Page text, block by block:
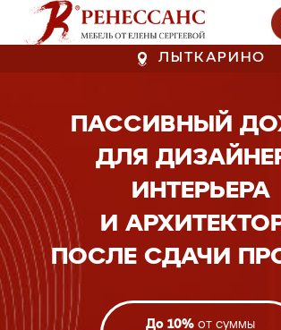
ЛЫТКАРИНО
ПАССИВНЫЙ
ДЛЯ
ИНТЕРЬЕРА
И
ПОСЛЕ СДАЧИ
До 10% от суммы